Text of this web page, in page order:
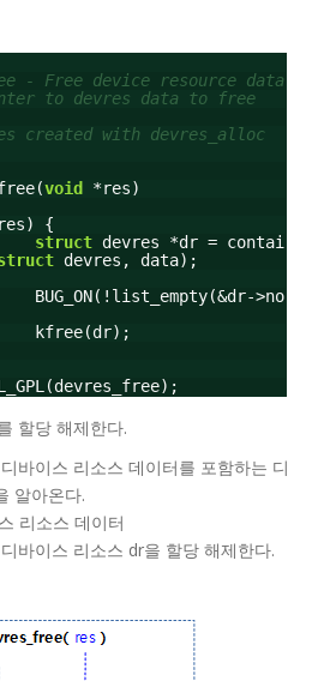
- Free device resource data
to devres data to free
created with devres_alloc
void
*res)
{
struct devres *dr = contai
devres, data);
BUG_ON(!list_empty(&dr->no
kfree(dr);
할당 해제한다.
바이스 리소스 데이터를 포함하는 디
알아온다.
리소스 데이터
바이스 리소스 dr을 할당 해제한다.